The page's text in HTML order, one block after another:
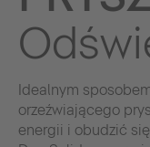
Idealnym
orzeźwiającego
energii i obudzić